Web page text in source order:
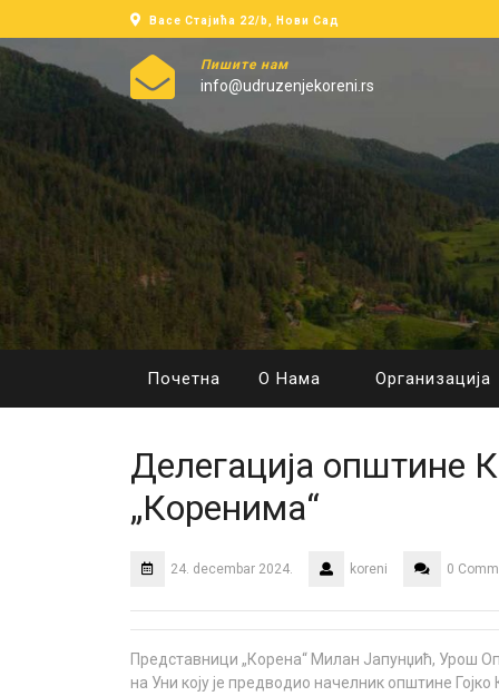
Васе Стајића 22/b, Нови Сад
Пишите нам
info@udruzenjekoreni.rs
Почетна О Нама Организација
Делегација општине
„Коренима“
24. decembar 2024. koreni 0
Представници „Корена“ Милан Јапунџић, Урош
на Уни коју је предводио начелник општине